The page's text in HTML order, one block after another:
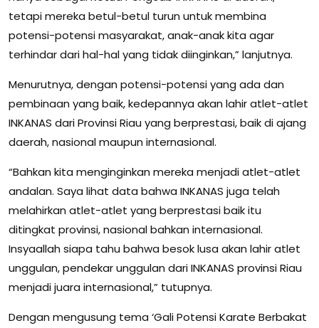
tetapi mereka betul-betul turun untuk membina
potensi-potensi masyarakat, anak-anak kita agar
terhindar dari hal-hal yang tidak diinginkan,” lanjutnya.
Menurutnya, dengan potensi-potensi yang ada dan
pembinaan yang baik, kedepannya akan lahir atlet-atlet
INKANAS dari Provinsi Riau yang berprestasi, baik di ajang
daerah, nasional maupun internasional.
“Bahkan kita menginginkan mereka menjadi atlet-atlet
andalan. Saya lihat data bahwa INKANAS juga telah
melahirkan atlet-atlet yang berprestasi baik itu
ditingkat provinsi, nasional bahkan internasional.
Insyaallah siapa tahu bahwa besok lusa akan lahir atlet
unggulan, pendekar unggulan dari INKANAS provinsi Riau
menjadi juara internasional,” tutupnya.
Dengan mengusung tema ‘Gali Potensi Karate Berbakat